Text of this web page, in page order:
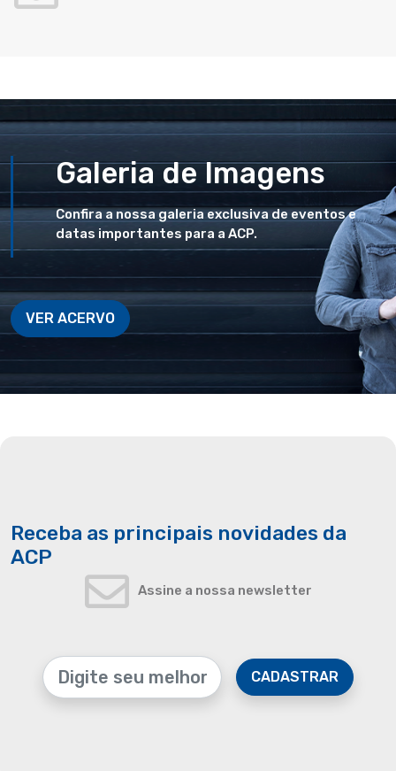
Galeria de Imagens
Confira a nossa galeria exclusiva de eventos e
datas importantes para a ACP.
VER ACERVO
Receba as principais novidades da
ACP
Assine a nossa newsletter
CADASTRAR